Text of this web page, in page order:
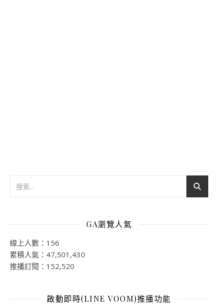
GA瀏覽人氣
線上人數：156
累積人氣：47,501,430
推播訂閱：152,520
啟動即時(LINE VOOM)推播功能